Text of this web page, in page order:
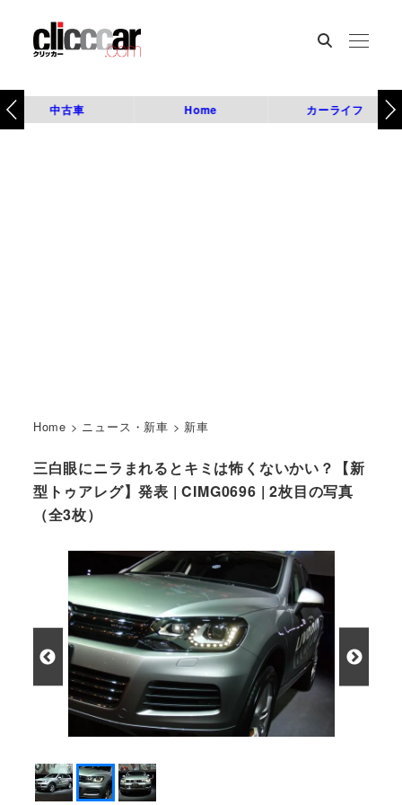
中古車 Home カーライフ
Home > ニュース・新車 > 新車
三白眼にニラまれるとキミは怖くないかい？【新
型トゥアレグ】発表 | CIMG0696 | 2枚目の写真
（全3枚）